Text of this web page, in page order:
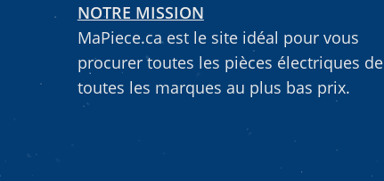
NOTRE MISSION
MaPiece.ca est le site idéal pour vous
procurer toutes les pièces électriques de
toutes les marques au plus bas prix.